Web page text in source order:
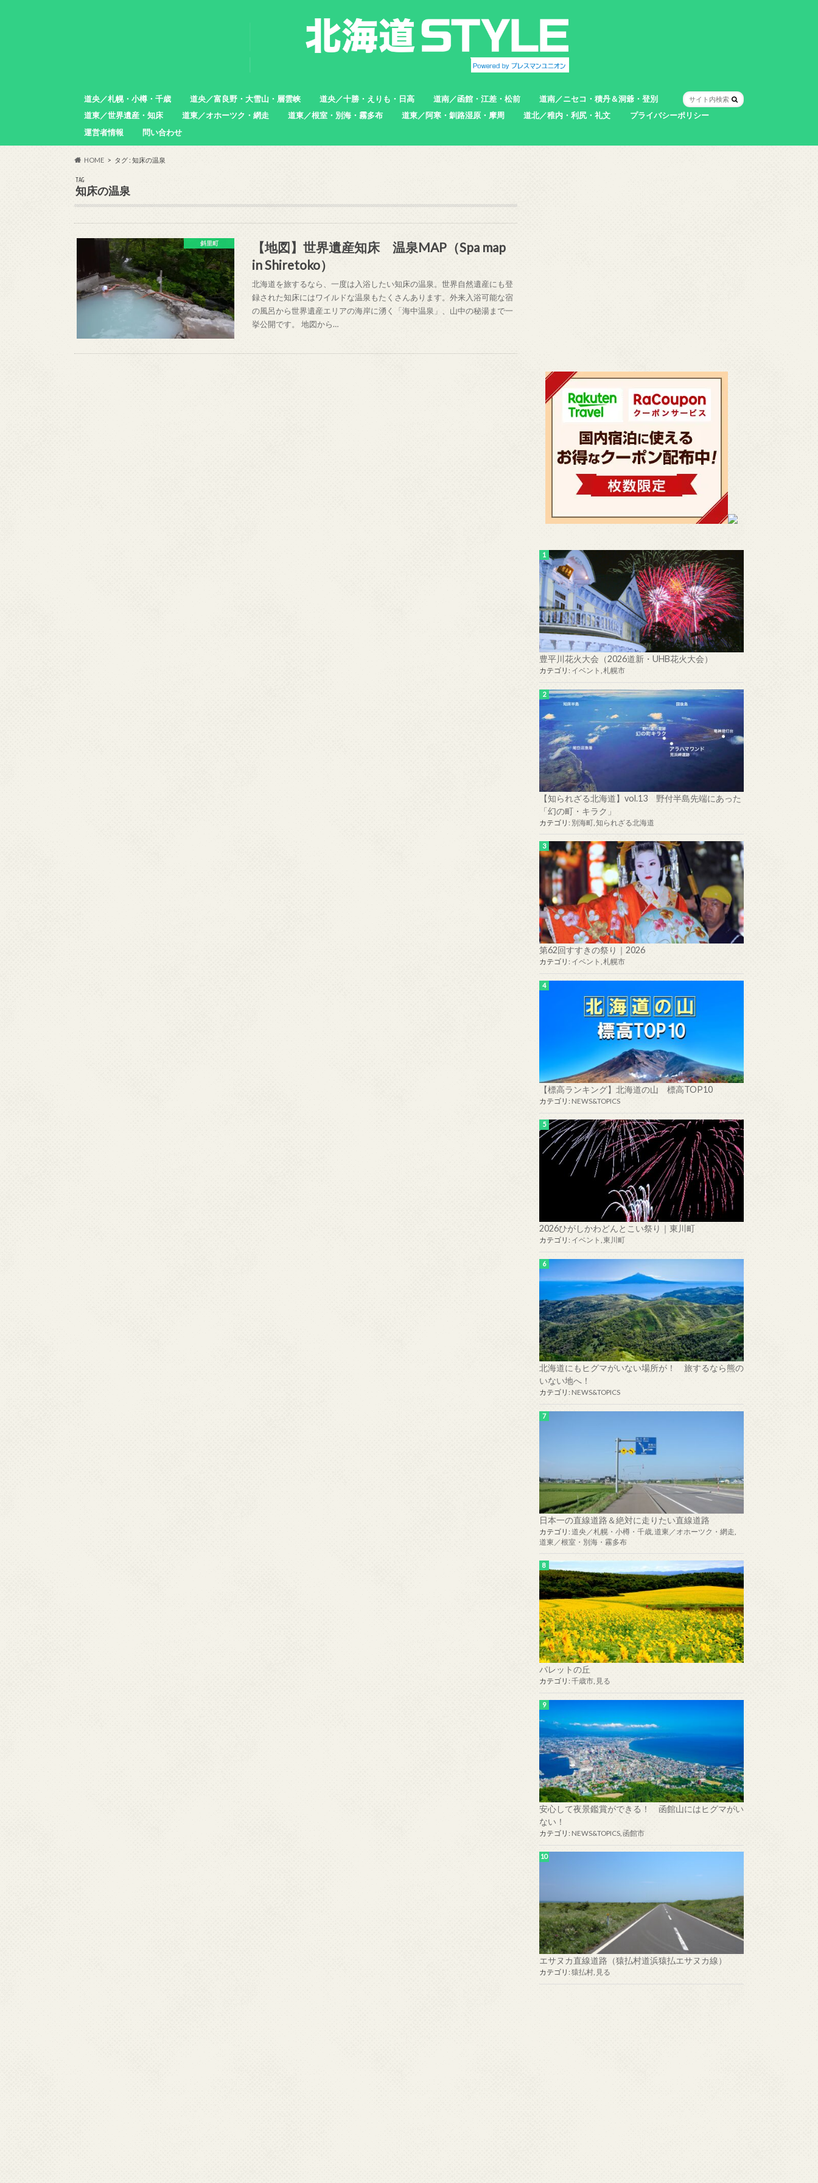
道央／札幌・小樽・千歳
札幌市
小樽市
石狩市
北広島市
恵庭市
千歳市
苫小牧市
道央／富良野・大雪山・層雲峡
中富良野町
東川町
沼田町
幌加内町
増毛町
道央／十勝・えりも・日高
帯広市
えりも町
新ひだか町
足寄町
道南／函館・江差・松前
函館市
北斗市
七飯町
松前町
江差町
上ノ国町
道南／ニセコ・積丹＆洞爺・登別
室蘭市
登別市
洞爺湖町
真狩村
共和町
壮瞥町
積丹町
神恵内村
道東／世界遺産・知床
羅臼町
斜里町
道東／オホーツク・網走 道東／根室・別海・霧多布 道東／阿寒・釧路湿原・摩周 道北／稚内・利尻・礼文
プライバシーポリシー
運営者情報
問い合わせ
HOME タグ : 知床の温泉
TAG
知床の温泉
斜里町
【地図】世界遺産知床 温泉MAP（Spa map
in Shiretoko）
北海道を旅するなら、一度は入浴したい知床の温泉。世界自然遺産にも登
録された知床にはワイルドな温泉もたくさんあります。外来入浴可能な宿
の風呂から世界遺産エリアの海岸に湧く「海中温泉」、山中の秘湯まで一
挙公開です。 地図から…
豊平川花火大会（2026道新・UHB花火大会）
カテゴリ: イベント 札幌市
【知られざる北海道】vol.13 野付半島先端にあった
「幻の町・キラク」
カテゴリ: 別海町 知られざる北海道
第62回すすきの祭り｜2026
カテゴリ: イベント 札幌市
【標高ランキング】北海道の山 標高TOP10
カテゴリ: NEWS&TOPICS
2026ひがしかわどんとこい祭り｜東川町
カテゴリ: イベント 東川町
北海道にもヒグマがいない場所が！ 旅するなら熊の
いない地へ！
カテゴリ: NEWS&TOPICS
日本一の直線道路＆絶対に走りたい直線道路
カテゴリ: 道央／札幌・小樽・千歳 道東／オホーツク・網走
道東／根室・別海・霧多布
パレットの丘
カテゴリ: 千歳市 見る
安心して夜景鑑賞ができる！ 函館山にはヒグマがい
ない！
カテゴリ: NEWS&TOPICS 函館市
エサヌカ直線道路（猿払村道浜猿払エサヌカ線）
カテゴリ: 猿払村 見る